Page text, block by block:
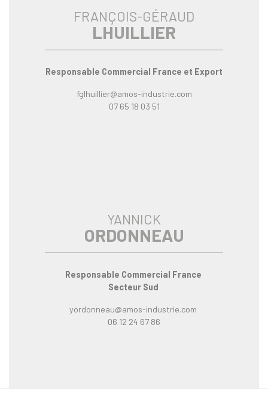
FRANÇOIS-GÉRAUD
LHUILLIER
Responsable Commercial France et Export
fglhuillier@amos-industrie.com
07 65 18 03 51
YANNICK
ORDONNEAU
Responsable Commercial France
Secteur Sud
yordonneau@amos-industrie.com
06 12 24 67 86